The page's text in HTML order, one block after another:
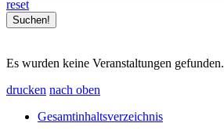
reset
Es wurden keine Veranstaltungen gefunden.
drucken nach oben
Gesamtinhaltsverzeichnis